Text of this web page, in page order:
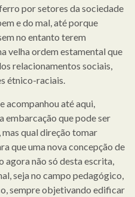
por setores da sociedade
e do mal, até porque
no entanto terem
velha ordem estamental que
relacionamentos sociais,
étnico-raciais.
acompanhou até aqui,
embarcação que pode ser
qual direção tomar
que uma nova concepção de
agora não só desta escrita,
seja no campo pedagógico,
sempre objetivando edificar